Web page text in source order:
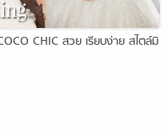
CHIC สวย เรียบง่าย สไตล์มิ